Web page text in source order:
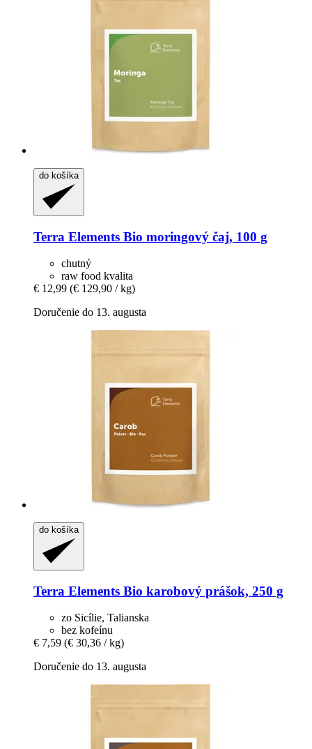
do košíka
Terra Elements Bio moringový čaj, 100 g
chutný
raw food kvalita
€ 12,99 (€ 129,90 / kg)
Doručenie do 13. augusta
do košíka
Terra Elements Bio karobový prášok, 250 g
zo Sicílie, Talianska
bez kofeínu
€ 7,59 (€ 30,36 / kg)
Doručenie do 13. augusta